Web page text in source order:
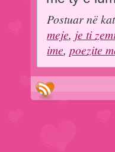
Postuar në
meje, je ti
ime, poezite